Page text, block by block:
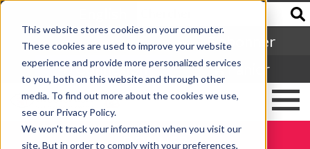
This website stores cookies on your computer.
These cookies are used to improve your website
experience and provide more personalized services
to you, both on this website and through other
media. To find out more about the cookies we use,
see our Privacy Policy.
We won't track your information when you visit our
site. But in order to comply with your preferences,
S'abonner
Connexion
Panier
DONNER